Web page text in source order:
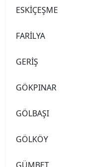
ESKİÇEŞME
FARİLYA
GERİŞ
GÖKPINAR
GÖLBAŞI
GÖLKÖY
GÜMBET